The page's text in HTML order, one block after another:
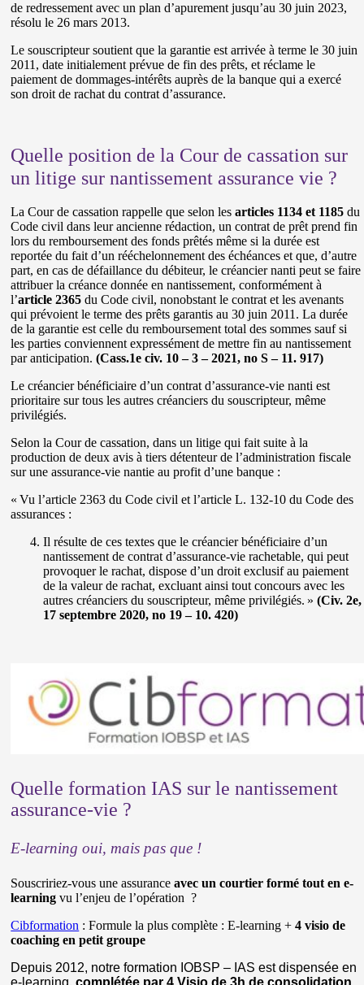
de redressement avec un plan d’apurement jusqu’au 30 juin 2023,
résolu le 26 mars 2013.
Le souscripteur soutient que la garantie est arrivée à terme le 30 juin
2011, date initialement prévue de fin des prêts, et réclame le
paiement de dommages-intérêts auprès de la banque qui a exercé
son droit de rachat du contrat d’assurance.
Quelle position de la Cour de cassation sur
un litige sur nantissement assurance vie ?
La Cour de cassation rappelle que selon lesarticles 1134 et 1185 du
Code civil dans leur ancienne rédaction, un contrat de prêt prend fin
lors du remboursement des fonds prêtés même si la durée est
reportée du fait d’un rééchelonnement des échéances et que, d’autre
part, en cas de défaillance du débiteur, le créancier nanti peut se faire
attribuer la créance donnée en nantissement, conformément à
l’article 2365du Code civil, nonobstant le contrat et les avenants
qui prévoient le terme des prêts garantis au 30 juin 2011. La durée
de la garantie est celle du remboursement total des sommes sauf si
les parties conviennent expressément de mettre fin au nantissement
par anticipation.(Cass.1e civ. 10 – 3 – 2021, no S – 11. 917)
Le créancier bénéficiaire d’un contrat d’assurance-vie nanti est
prioritaire sur tous les autres créanciers du souscripteur, même
privilégiés.
Selon la Cour de cassation, dans un litige qui fait suite à la
production de deux avis à tiers détenteur de l’administration fiscale
sur une assurance-vie nantie au profit d’une banque :
« Vu l’article 2363 du Code civil et l’article L. 132-10 du Code des
assurances :
Il résulte de ces textes que le créancier bénéficiaire d’un
nantissement de contrat d’assurance-vie rachetable, qui peut
provoquer le rachat, dispose d’un droit exclusif au paiement
de la valeur de rachat, excluant ainsi tout concours avec les
autres créanciers du souscripteur, même privilégiés. »(Civ. 2e,
17 septembre 2020, no 19 – 10. 420)
Quelle formation IAS sur le nantissement
assurance-vie ?
E-learning oui, mais pas que !
Souscririez-vous une assuranceavec un courtier formé tout en e-
learning vu l’enjeu de l’opération ?
Cibformation : Formule la plus complète : E-learning + 4 visio de
coaching en petit groupe
Depuis 2012, notre formation IOBSP – IAS est dispensée en